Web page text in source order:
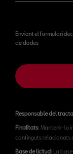
Enviant el formulari
de dades
Responsable del
Finalitats: Mantenir-lo
continguts relacionats
Base de licitud: La